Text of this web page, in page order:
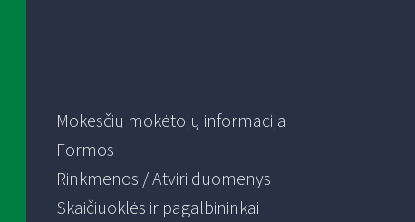
Mokesčių mokėtojų informacija
Formos
Rinkmenos / Atviri duomenys
Skaičiuoklės ir pagalbininkai